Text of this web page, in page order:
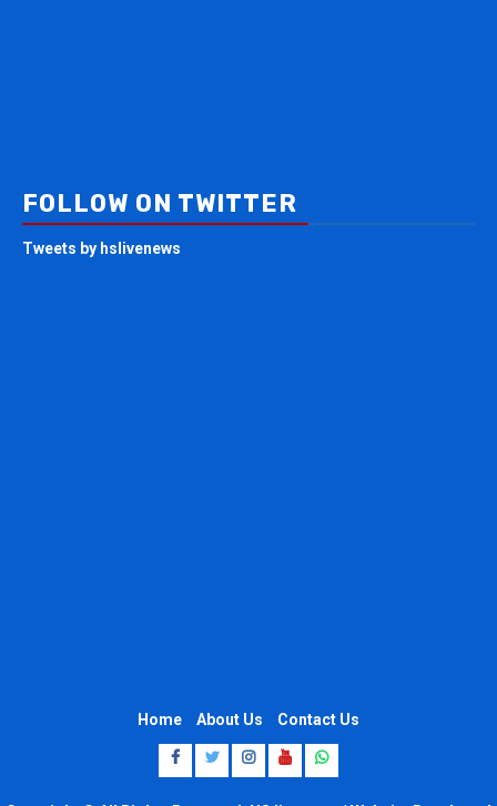
FOLLOW ON TWITTER
Tweets by hslivenews
Home About Us Contact Us
Facebook
Twitter
Instagram
Youtube
Whatsapp